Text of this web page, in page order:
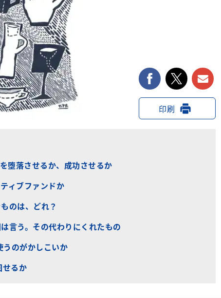
facebooktwitter
印刷
堕落させるか、成功させるか
ィブファンドか
のは、どれ？
言う。その代わりにくれたもの
のがかしこいか
せるか